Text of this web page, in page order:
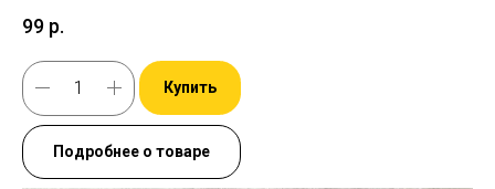
99 р.
Купить
Подробнее о товаре